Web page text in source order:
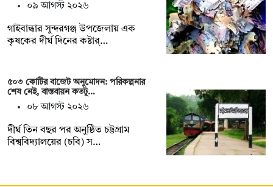
০৯ আগস্ট ২০২৬
গাইবান্ধার সুন্দরগঞ্জ উপজেলায় এক
কৃষকের দীর্ঘ দিনের কষ্টার্…
৫০৩ কোটির বাজেট অনুমোদন: পরিকল্পনার
শেষ নেই, বাস্তবায়ন কতটু…
০৮ আগস্ট ২০২৬
দীর্ঘ তিন বছর পর অনুষ্ঠিত চট্টগ্রাম
বিশ্ববিদ্যালয়ের (চবি) স…